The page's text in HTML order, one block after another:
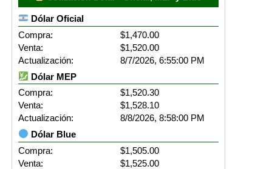
Dólar Oficial
Compra:
$1,470.00
Venta:
$1,520.00
Actualización:
8/7/2026, 6:55:00 PM
Dólar MEP
Compra:
$1,520.30
Venta:
$1,528.10
Actualización:
8/8/2026, 8:58:00 PM
Dólar Blue
Compra:
$1,505.00
Venta:
$1,525.00